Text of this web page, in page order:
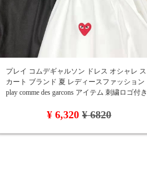
プレイ コムデギャルソン ドレス オシャレ ス
カート ブランド 夏 レディースファッション
play comme des garcons アイテム 刺繍ロゴ付き
¥ 6,320¥ 6820